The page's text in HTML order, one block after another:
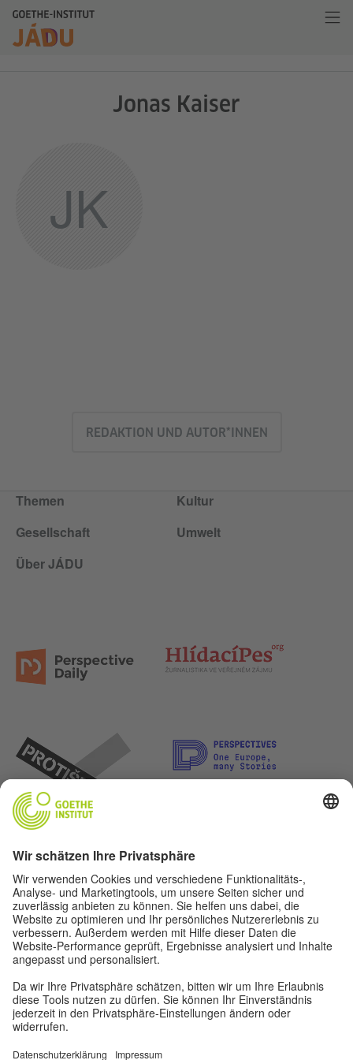
JK
Jonas Kaiser
REDAKTION UND AUTOR*INNEN
Themen
Kultur
Gesellschaft
Umwelt
Über JÁDU
Lasst uns Freunde werden. Folge uns: